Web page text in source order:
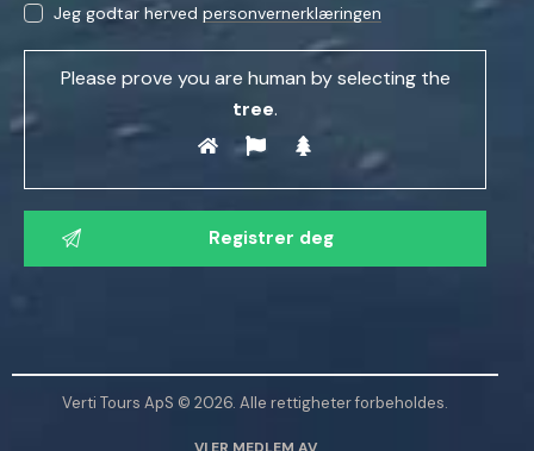
Jeg godtar hervedpersonvernerklæringen
Please prove you are human by selecting the
tree.
V
n
Verti Tours ApS © 2026. Alle rettigheter forbeholdes.
VI ER MEDLEM AV